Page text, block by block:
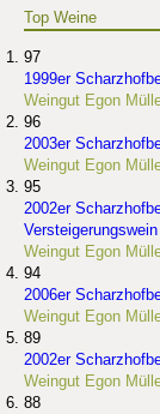
Top Weine
97
1999er
Weingut Egon
96
2003er
Weingut Egon
95
2002er
Versteigerungswein
Weingut Egon
94
2006er
Weingut Egon
89
2002er
Weingut Egon
88